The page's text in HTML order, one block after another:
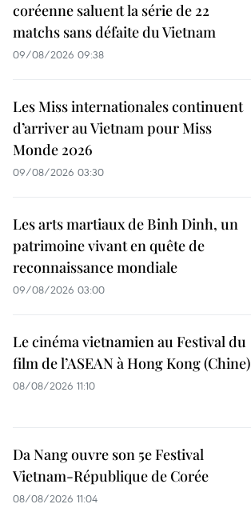
coréenne saluent la série de 22
matchs sans défaite du Vietnam
09/08/2026 09:38
Les Miss internationales continuent
d’arriver au Vietnam pour Miss
Monde 2026
09/08/2026 03:30
Les arts martiaux de Binh Dinh, un
patrimoine vivant en quête de
reconnaissance mondiale
09/08/2026 03:00
Le cinéma vietnamien au Festival du
film de l’ASEAN à Hong Kong (Chine)
08/08/2026 11:10
Da Nang ouvre son 5e Festival
Vietnam-République de Corée
08/08/2026 11:04